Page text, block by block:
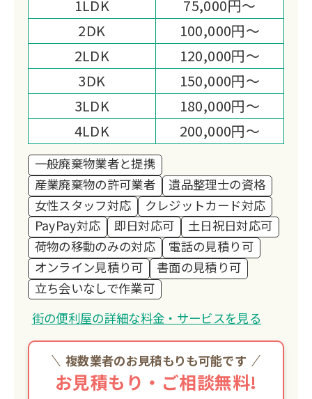
1LDK
75,000円～
2DK
100,000円～
2LDK
120,000円～
3DK
150,000円～
3LDK
180,000円～
4LDK
200,000円～
一般廃棄物業者と提携
産業廃棄物の許可業者
遺品整理士の資格
女性スタッフ対応
クレジットカード対応
PayPay対応
即日対応可
土日祝日対応可
荷物の移動のみの対応
電話の見積り可
オンライン見積り可
書面の見積り可
立ち会いなしで作業可
街の便利屋の詳細な料金・サービスを見る
複数業者のお見積もりも可能です
お見積もり・ご相談無料!